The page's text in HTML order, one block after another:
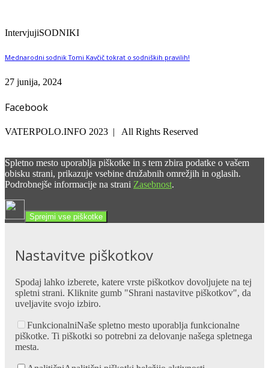
IntervjujiSODNIKI
Mednarodni sodnik Tomi Kavčič tokrat o sodniških pravilih!
27 junija, 2024
Facebook
VATERPOLO.INFO 2023 | All Rights Reserved
Spletno mesto uporablja piškotke in s tem zbira podatke o vašem
obisku strani, prikazuje vsebine družabnih omrežjih in oglasih.
Podrobnejše informacije na strani Zasebnost.
Sprejmi vse piškotke
Nastavitve piškotkov
Spodaj lahko izberete, katere vrste piškotkov dovoljujete na tej
spletni strani. Kliknite gumb "Shrani nastavitve piškotkov", da
uveljavite svojo izbiro.
FunkcionalniNaše spletno mesto uporablja funkcionalne
piškotke. Ti piškotki so potrebni za delovanje našega spletnega
mesta.